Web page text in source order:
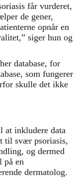
får vurderet,
de gener,
opnår en
siger hun og
database, for
som fungerer
skulle det ikke
at inkludere data
til svær psoriasis,
og dermed
på en
dermatolog.